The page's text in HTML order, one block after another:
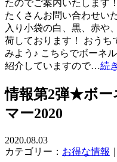
たのでご案内いたします
たくさんお問い合わせい
入り小袋の白、黒、赤や
荷しております！ おうち
みよう♪ こちらでボーネ
紹介していますので…続
情報第2弾★ボー
マー2020
2020.08.03
カテゴリー： お得な情報